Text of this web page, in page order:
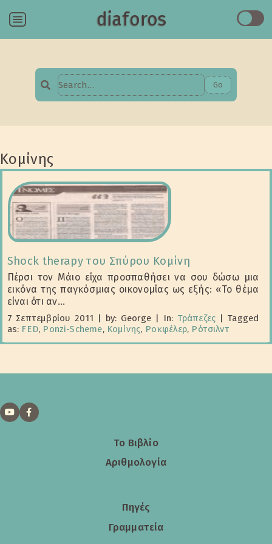
Menu diaforos
Search
Go
Κομίνης
Shock therapy του Σπύρου Κομίνη
Πέρσι τον Μάιο είχα προσπαθήσει να σου δώσω μια
εικόνα της παγκόσμιας οικονομίας ως εξής: «Το θέμα
είναι ότι αν...
7 Σεπτεμβρίου 2011 by: George In: Τράπεζες
Tagged
as: FED, Ponzi-Scheme, Κομίνης, Ροκφέλερ, Ρότσιλντ
Το Βιβλίο
Αριθμολογία
Πηγές
Γραμματεία